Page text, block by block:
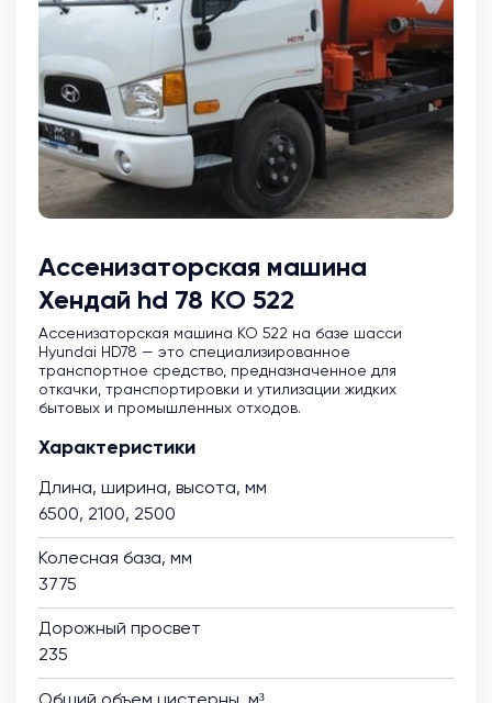
Ассенизаторская машина
Хендай hd 78 КО 522
Ассенизаторская машина KO 522 на базе шасси
Hyundai HD78 — это специализированное
транспортное средство, предназначенное для
откачки, транспортировки и утилизации жидких
бытовых и промышленных отходов.
Характеристики
Длина, ширина, высота, мм
6500, 2100, 2500
Колесная база, мм
3775
Дорожный просвет
235